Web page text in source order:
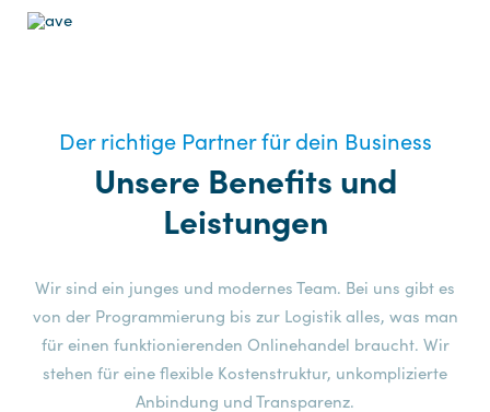
Der richtige Partner für dein Business
Unsere Benefits und
Leistungen
Wir sind ein junges und modernes Team. Bei uns gibt es
von der Programmierung bis zur Logistik alles, was man
für einen funktionierenden Onlinehandel braucht. Wir
stehen für eine flexible Kostenstruktur, unkomplizierte
Anbindung und Transparenz.